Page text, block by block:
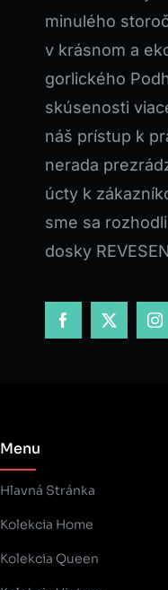
minulého
v krásnom a
gorlického
skúsenosti
náš prístup k
nerada
úcty k
sme sa
dosky
Menu
Hlavná Stránka
Kolekcia Home
Kolekcia Queen